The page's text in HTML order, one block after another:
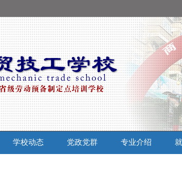
学校动态 党政党群 专业介绍